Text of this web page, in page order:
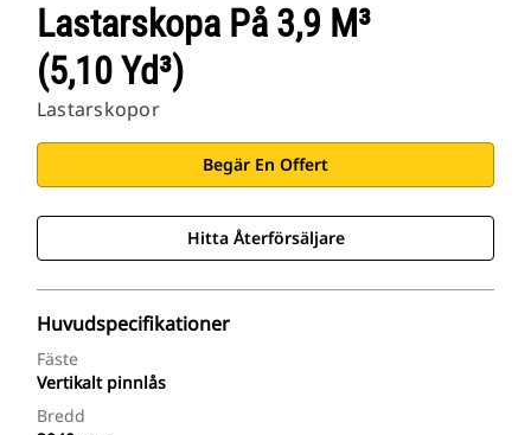
Lastarskopa På 3,9 M³
(5,10 Yd³)
Lastarskopor
Begär En Offert
Hitta Återförsäljare
Huvudspecifikationer
Fäste
Vertikalt pinnlås
Bredd